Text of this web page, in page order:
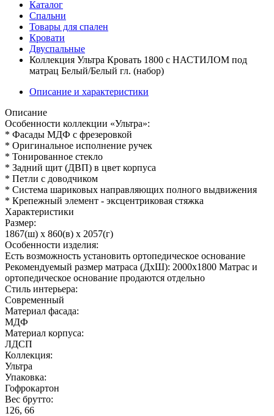
Каталог
Спальни
Товары для спален
Кровати
Двуспальные
Коллекция Ультра Кровать 1800 с НАСТИЛОМ под
матрац Белый/Белый гл. (набор)
Описание и характеристики
Описание
Особенности коллекции «Ультра»:
* Фасады МДФ с фрезеровкой
* Оригинальное исполнение ручек
* Тонированное стекло
* Задний щит (ДВП) в цвет корпуса
* Петли с доводчиком
* Система шариковых направляющих полного выдвижения
* Крепежный элемент - эксцентриковая стяжка
Характеристики
Размер:
1867(ш) x 860(в) x 2057(г)
Особенности изделия:
Есть возможность установить ортопедическое основание
Рекомендуемый размер матраса (ДхШ): 2000х1800 Матрас и
ортопедическое основание продаются отдельно
Стиль интерьера:
Современный
Материал фасада:
МДФ
Материал корпуса:
ЛДСП
Коллекция:
Ультра
Упаковка:
Гофрокартон
Вес брутто:
126, 66